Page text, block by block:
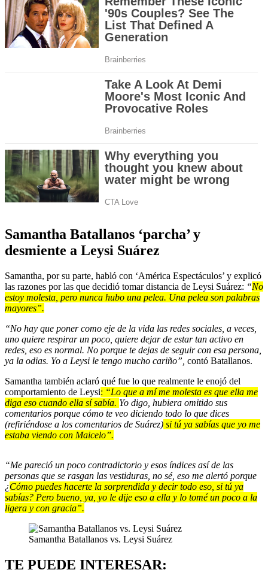
Samantha Batallanos ‘parcha’ y
desmiente a Leysi Suárez
Samantha, por su parte, habló con ‘América Espectáculos’ y explicó
las razones por las que decidió tomar distancia de Leysi Suárez: “No
estoy molesta, pero nunca hubo una pelea. Una pelea son palabras
mayores”.
“No hay que poner como eje de la vida las redes sociales, a veces,
uno quiere respirar un poco, quiere dejar de estar tan activo en
redes, eso es normal. No porque te dejas de seguir con esa persona,
ya la odias. Yo a Leysi le tengo mucho cariño”, contó Batallanos.
Samantha también aclaró qué fue lo que realmente le enojó del
comportamiento de Leysi: “Lo que a mí me molesta es que ella me
diga eso cuando ella sí sabía. Yo digo, hubiera omitido sus
comentarios porque cómo te veo diciendo todo lo que dices
(refiriéndose a los comentarios de Suárez) si tú ya sabías que yo me
estaba viendo con Maicelo”.
“Me pareció un poco contradictorio y esos índices así de las
personas que se rasgan las vestiduras, no sé, eso me alertó porque
¿Cómo puedes hacerte la sorprendida y decir todo eso, si tú ya
sabías? Pero bueno, ya, yo le dije eso a ella y lo tomé un poco a la
ligera y con gracia”.
Samantha Batallanos vs. Leysi Suárez
TE PUEDE INTERESAR: